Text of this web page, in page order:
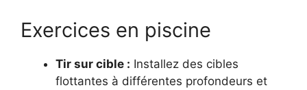
Exercices en piscine
Tir sur cible : Installez des cibles
flottantes à différentes profondeurs et